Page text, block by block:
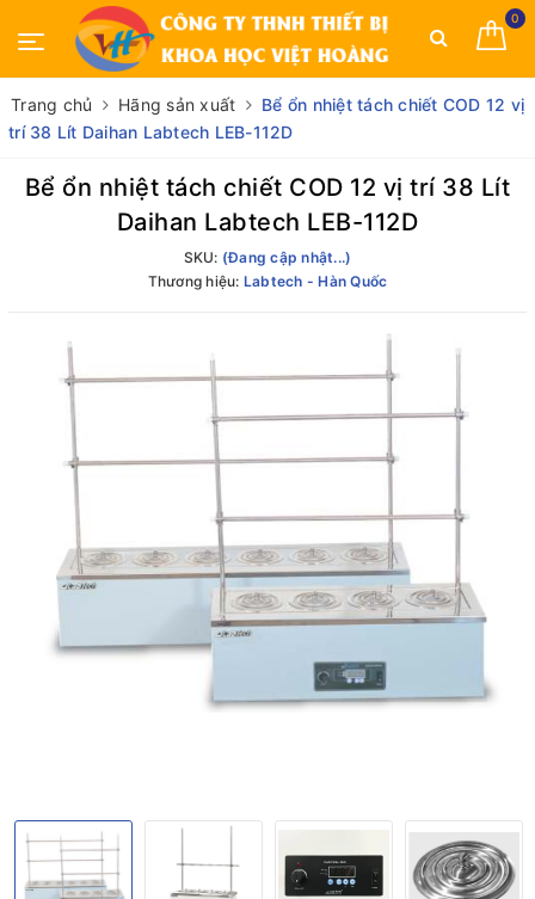
0
Trang chủ Hãng sản xuất
Bể ổn nhiệt tách chiết COD 12 vị
trí 38 Lít Daihan Labtech LEB-112D
Bể ổn nhiệt tách chiết COD 12 vị trí 38 Lít
Daihan Labtech LEB-112D
SKU: (Đang cập nhật...)
Thương hiệu: Labtech - Hàn Quốc